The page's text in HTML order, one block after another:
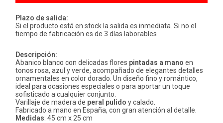
Plazo de salida:
Si el producto está en stock la salida es inmediata. Si no el
tiempo de fabricación es de 3 días laborables
Descripción:
Abanico blanco con delicadas flores pintadas a mano en
tonos rosa, azul y verde, acompañado de elegantes detalles
ornamentales en color dorado. Un diseño fino y romántico,
ideal para ocasiones especiales o para aportar un toque
sofisticado a cualquier conjunto.
Varillaje de madera de peral pulido y calado.
Fabricado a mano en España, con gran atención al detalle.
Medidas: 45 cm x 25 cm